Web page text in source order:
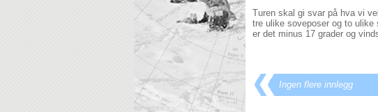
Turen skal gi svar på hva vi
tre ulike soveposer og to ulike
er det minus 17 grader og
Ingen flere innlegg